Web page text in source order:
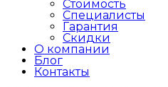
Стоимость
Специалисты
Гарантия
Скидки
О компании
Блог
Контакты